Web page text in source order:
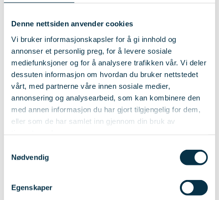
Denne nettsiden anvender cookies
Vi bruker informasjonskapsler for å gi innhold og
annonser et personlig preg, for å levere sosiale
mediefunksjoner og for å analysere trafikken vår. Vi deler
dessuten informasjon om hvordan du bruker nettstedet
vårt, med partnerne våre innen sosiale medier,
annonsering og analysearbeid, som kan kombinere den
med annen informasjon du har gjort tilgjengelig for dem,
eller som de har samlet inn gjennom din bruk av
Nødvendig
Egenskaper
Adresse
Postnummer